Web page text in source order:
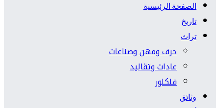
الصفحة الرئيسية
تاريخ
تراث
حرف ومهن وصناعات
عادات وتقاليد
فلكلور
وثائق